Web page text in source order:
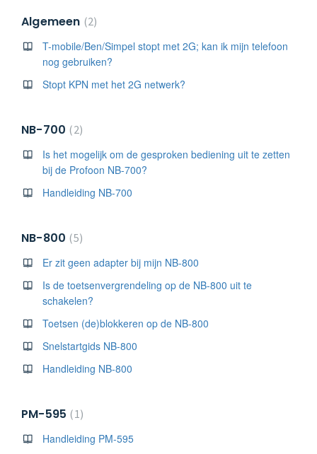
Algemeen 2
T-mobile/Ben/Simpel stopt met 2G; kan ik mijn telefoon
nog gebruiken?
Stopt KPN met het 2G netwerk?
NB-700
2
Is het mogelijk om de gesproken bediening uit te zetten
bij de Profoon NB-700?
Handleiding NB-700
NB-800 5
Er zit geen adapter bij mijn NB-800
Is de toetsenvergrendeling op de NB-800 uit te
schakelen?
Toetsen (de)blokkeren op de NB-800
Snelstartgids NB-800
Handleiding NB-800
PM-595
1
Handleiding PM-595